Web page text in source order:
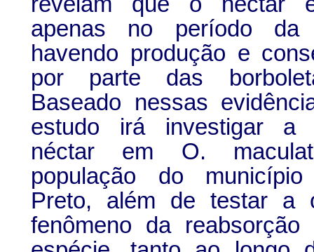
apenas no período da
havendo produção e
por parte das
Baseado nessas
estudo irá investigar a
néctar em O.
população do
Preto, além de testar a
fenômeno da